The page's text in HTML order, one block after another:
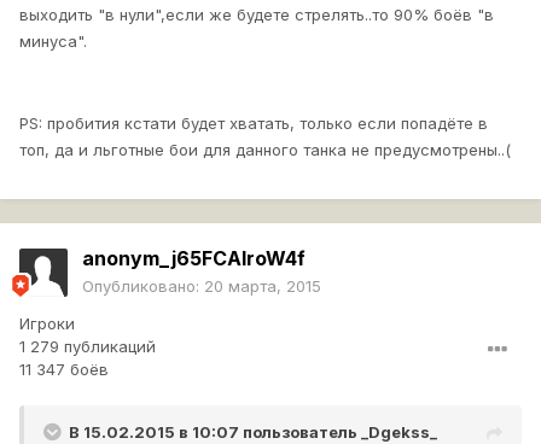
выходить "в нули",если же будете стрелять..то 90% боёв "в
минуса".
PS: пробития кстати будет хватать, только если попадёте в
топ, да и льготные бои для данного танка не предусмотрены..(
anonym_j65FCAIroW4f
Опубликовано: 20 марта, 2015
Игроки
1 279 публикаций
11 347 боёв
В 15.02.2015 в 10:07 пользователь _Dgekss_